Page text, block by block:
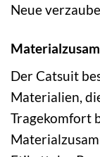
Neue
Der Catsuit
Materialien,
Tragekomfort